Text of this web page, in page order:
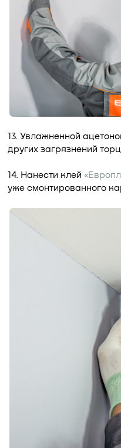
13. Увлажненной
других загрязнений
14. Нанести клей
уже смонтированного